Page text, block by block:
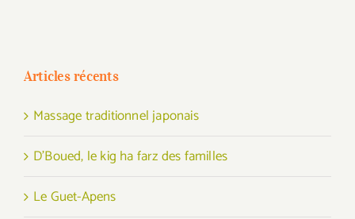
Articles récents
Massage traditionnel japonais
D’Boued, le kig ha farz des familles
Le Guet-Apens